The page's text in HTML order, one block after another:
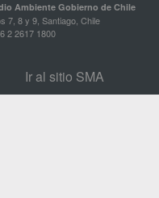
Ambiente Gobierno de Chile
7, 8 y 9, Santiago, Chile
2 2617 1800
Ir al sitio SMA